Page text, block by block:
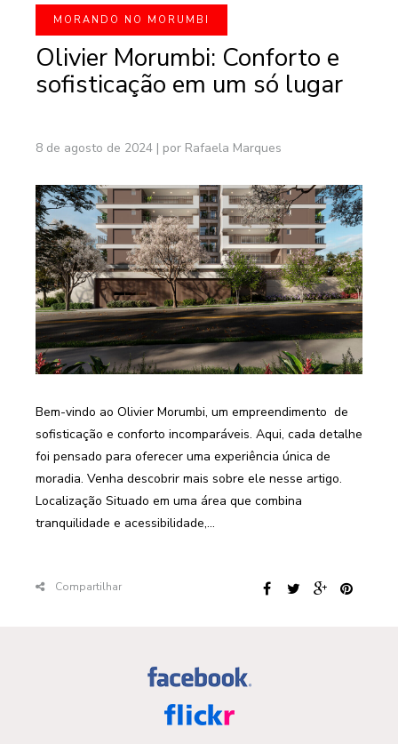
MORANDO NO MORUMBI
Olivier Morumbi: Conforto e
sofisticação em um só lugar
8 de agosto de 2024 | por Rafaela Marques
Bem-vindo ao Olivier Morumbi, um empreendimento de
sofisticação e conforto incomparáveis. Aqui, cada detalhe
foi pensado para oferecer uma experiência única de
moradia. Venha descobrir mais sobre ele nesse artigo.
Localização Situado em uma área que combina
tranquilidade e acessibilidade,...
Compartilhar